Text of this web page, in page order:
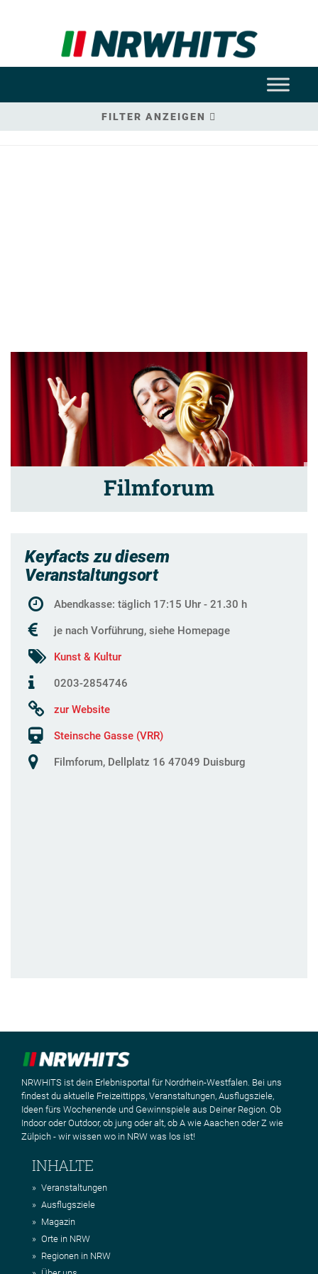
FILTER ANZEIGEN
Filmforum
Keyfacts zu diesem
Veranstaltungsort
Abendkasse: täglich 17:15 Uhr - 21.30 h
je nach Vorführung, siehe Homepage
Kunst & Kultur
0203-2854746
zur Website
Steinsche Gasse (VRR)
Filmforum, Dellplatz 16 47049 Duisburg
NRWHITS ist dein Erlebnisportal für Nordrhein-Westfalen. Bei uns
findest du aktuelle Freizeittipps, Veranstaltungen, Ausflugsziele,
Ideen fürs Wochenende und Gewinnspiele aus Deiner Region. Ob
Indoor oder Outdoor, ob jung oder alt, ob A wie Aaachen oder Z wie
Zülpich - wir wissen wo in NRW was los ist!
INHALTE
Veranstaltungen
Ausflugsziele
Magazin
Orte in NRW
Regionen in NRW